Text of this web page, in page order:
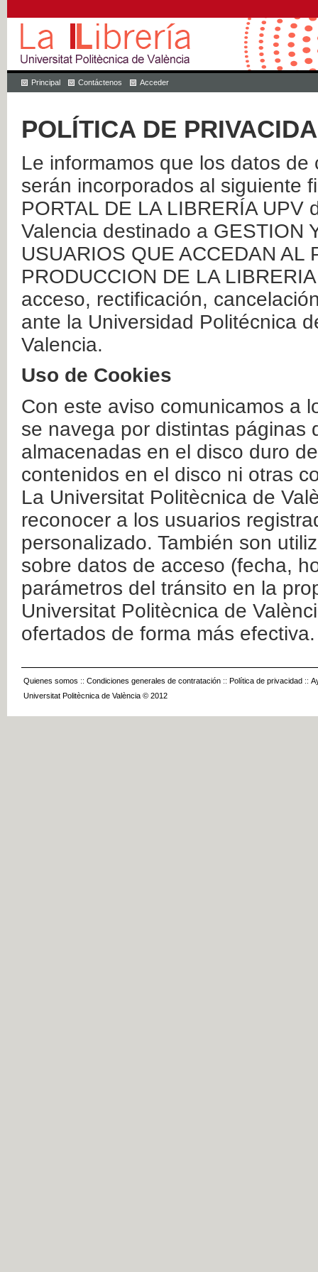
Principal Contáctenos Acceder
POLÍTICA DE
Le informamos que los datos
serán incorporados al siguiente
PORTAL DE LA LIBRERÍA
Valencia destinado a GESTION
USUARIOS QUE ACCEDAN AL
PRODUCCION DE LA
acceso, rectificación,
ante la Universidad Politécnica
Valencia.
Uso de Cookies
Con este aviso comunicamos a
se navega por distintas páginas
almacenadas en el disco duro
contenidos en el disco ni otras
La Universitat Politècnica de
reconocer a los usuarios
personalizado. También son
sobre datos de acceso (fecha,
parámetros del tránsito en la
Universitat Politècnica de
ofertados de forma más efectiva.
Quienes somos :: Condiciones generales de contratación :: Política de privacidad ::
Universitat Politècnica de València © 2012